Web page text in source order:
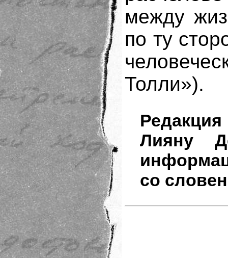
между
по ту
Толли»).
Лияну
со